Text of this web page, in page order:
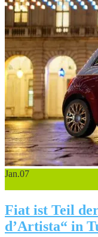
Jan.07
Fiat ist Teil
d’Artista“ in